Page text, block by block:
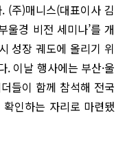
(주)매니스(대표이사 김
울경 비전 세미나’를 개
성장 궤도에 올리기 위
. 이날 행사에는 부산·울
들이 함께 참석해 전국
인하는 자리로 마련됐